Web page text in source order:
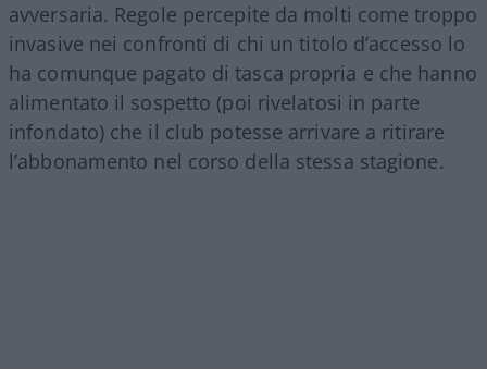
avversaria. Regole percepite da molti come troppo
invasive nei confronti di chi un titolo d’accesso lo
ha comunque pagato di tasca propria e che hanno
alimentato il sospetto (poi rivelatosi in parte
infondato) che il club potesse arrivare a ritirare
l’abbonamento nel corso della stessa stagione.